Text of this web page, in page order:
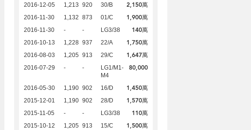
2016-12-05 1,213 920 30/B 2,150萬
2016-11-30 1,132 873 01/C 1,900萬
2016-11-30 - - LG3/38 140萬
2016-10-13 1,228 937 22/A 1,750萬
2016-08-03 1,205 913 29/C 1,647萬
2016-07-29 - -
LG1/M1-
M4
80,000
2016-05-30 1,190 902 16/D 1,450萬
2015-12-01 1,190 902 28/D 1,570萬
2015-11-05 - - LG3/38 110萬
2015-10-12 1,205 913 15/C 1,500萬